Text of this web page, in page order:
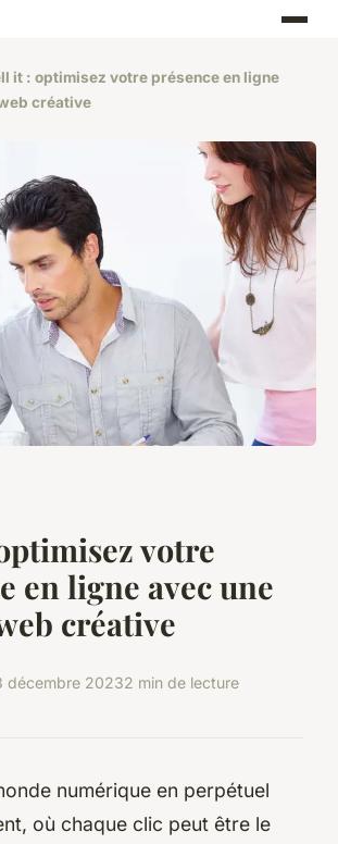
it : optimisez votre présence en ligne
créative
votre
en ligne avec une
créative
décembre 20232 min de lecture
numérique en perpétuel
où chaque clic peut être le